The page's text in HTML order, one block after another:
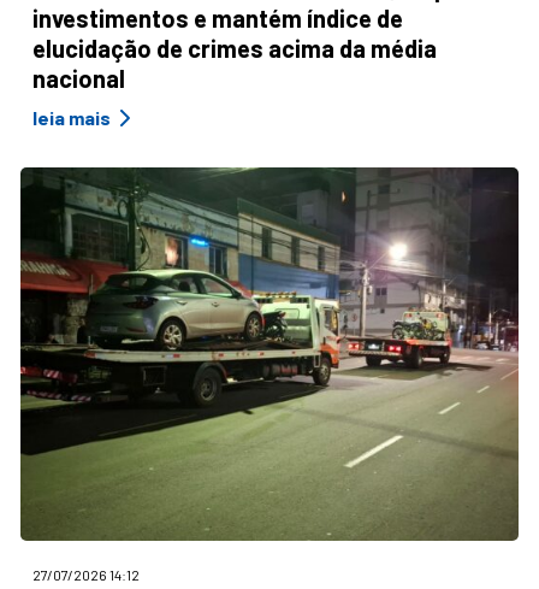
investimentos e mantém índice de
elucidação de crimes acima da média
nacional
leia mais
27/07/2026 14:12